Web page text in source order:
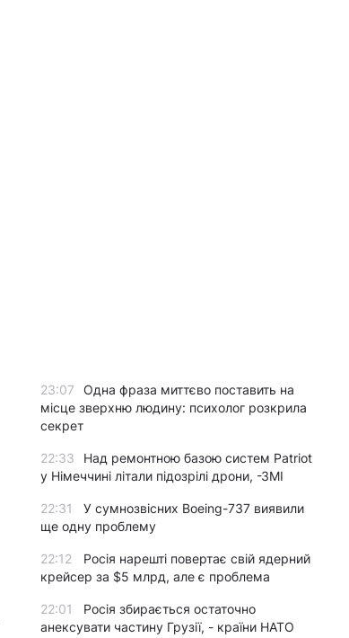
23:07
Одна фраза миттєво поставить на
місце зверхню людину: психолог розкрила
секрет
22:33
Над ремонтною базою систем Patriot
у Німеччині літали підозрілі дрони, -ЗМІ
22:31
У сумнозвісних Boeing-737 виявили
ще одну проблему
22:12
Росія нарешті повертає свій ядерний
крейсер за $5 млрд, але є проблема
22:01
Росія збирається остаточно
анексувати частину Грузії, - країни НАТО